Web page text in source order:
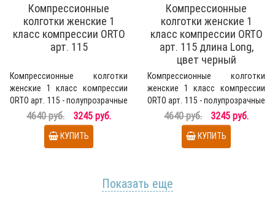
Компрессионные
колготки женские 1
класс компрессии ORTO
арт. 115
Компрессионные колготки
женские 1 класс компрессии
ORTO арт. 115 - полупрозрачные
медицинские колгот..
4640 руб. 3245 руб.
КУПИТЬ
Компрессионные
колготки женские 1
класс компрессии ORTO
арт. 115 длина Long,
цвет черный
Компрессионные колготки
женские 1 класс компрессии
ORTO арт. 115 - полупрозрачные
медицинские колгот..
4640 руб. 3245 руб.
КУПИТЬ
Показать еще